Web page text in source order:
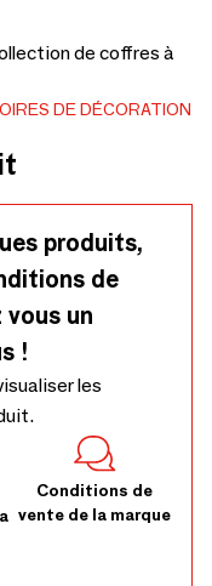
de coffres à
DE DÉCORATION
produits,
de
un
!
les
Conditions de
vente de la marque